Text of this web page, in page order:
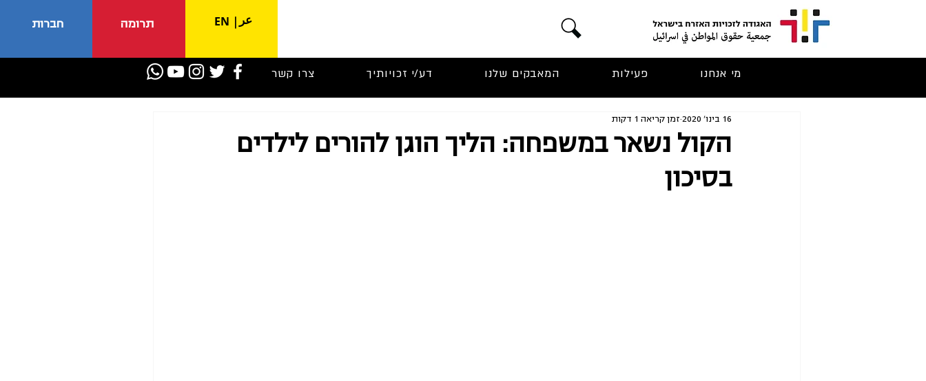
חברות תרומה عر EN
מי אנחנו פעילות המאבקים שלנו דע/י זכויותיך צרו קשר
הקול נשאר במשפחה: הליך הוגן להורים לילדים
בסיכון
16 בינו׳ 2020 זמן קריאה 1 דקות